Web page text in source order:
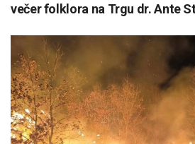
večer folklora na Trgu dr. Ante